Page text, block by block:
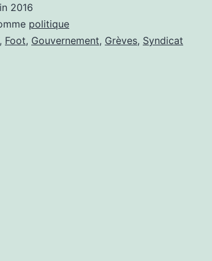
2016
politique
, Foot, Gouvernement, Grèves, Syndicat